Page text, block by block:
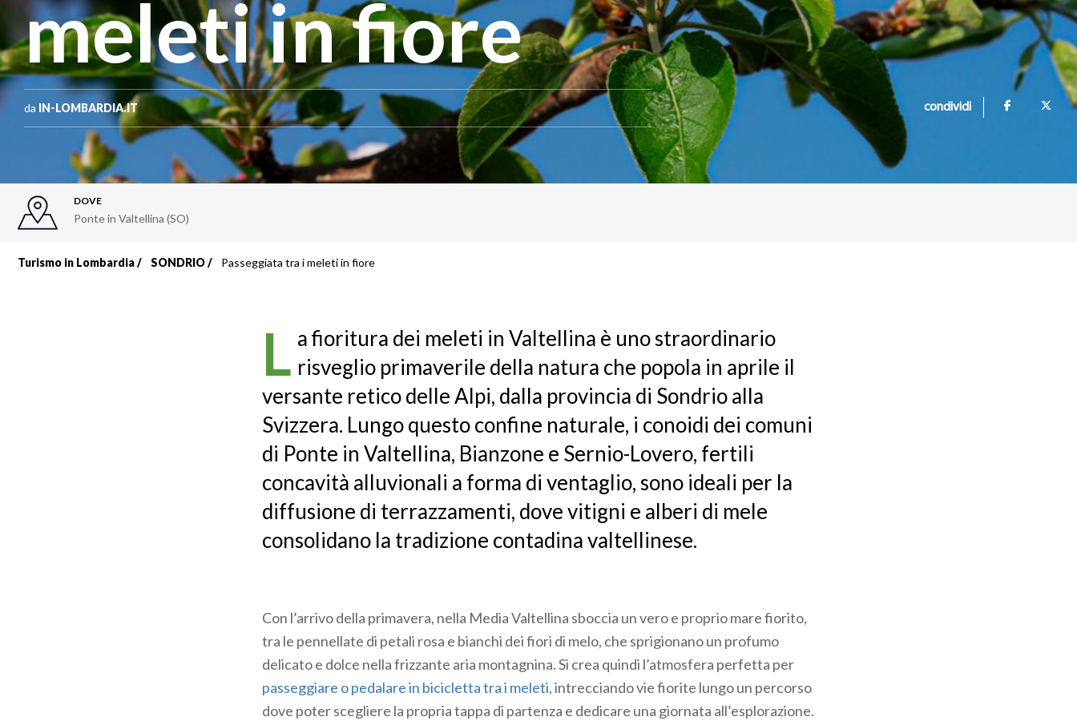
meleti in fiore
da IN-LOMBARDIA.IT condividi
DOVE
Ponte in Valtellina (SO)
Turismo in Lombardia SONDRIO Passeggiata tra i meleti in fiore
L a fioritura dei meleti in Valtellina è uno straordinario
risveglio primaverile della natura che popola in aprile il
versante retico delle Alpi, dalla provincia di Sondrio alla
Svizzera. Lungo questo confine naturale, i conoidi dei comuni
di Ponte in Valtellina, Bianzone e Sernio-Lovero, fertili
concavità alluvionali a forma di ventaglio, sono ideali per la
diffusione di terrazzamenti, dove vitigni e alberi di mele
consolidano la tradizione contadina valtellinese.
Con l’arrivo della primavera, nella Media Valtellina sboccia un vero e proprio mare fiorito,
tra le pennellate di petali rosa e bianchi dei fiori di melo, che sprigionano un profumo
delicato e dolce nella frizzante aria montagnina. Si crea quindi l’atmosfera perfetta per
passeggiare o pedalare in bicicletta tra i meleti,intrecciando vie fiorite lungo un percorso
dove poter scegliere la propria tappa di partenza e dedicare una giornata all’esplorazione.